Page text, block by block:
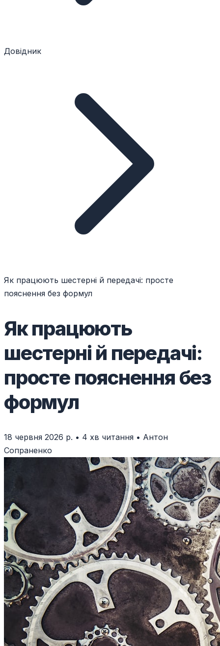
Довідник
Як працюють шестерні й передачі: просте
пояснення без формул
Як працюють
шестерні й передачі:
просте пояснення без
формул
18 червня 2026 р. • 4 хв читання • Антон
Сопраненко